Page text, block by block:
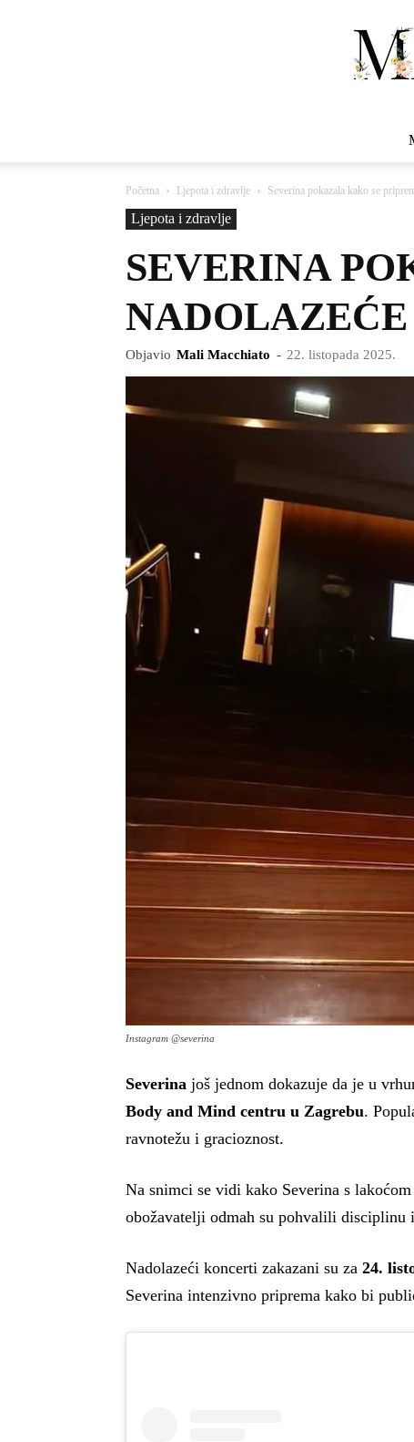
Početna Ljepota i zdravlje Severina pokazala kako se
Ljepota i zdravlje
SEVERINA
Objavio Mali Macchiato - 22. listopada 2025.
Instagram @severina
Severina još jednom dokazuje da je u
Body and Mind centru u Zagrebu.
ravnotežu i gracioznost.
Na snimci se vidi kako Severina s
obožavatelji odmah su pohvalili
Nadolazeći koncerti zakazani su za 24.
Severina intenzivno priprema kako bi